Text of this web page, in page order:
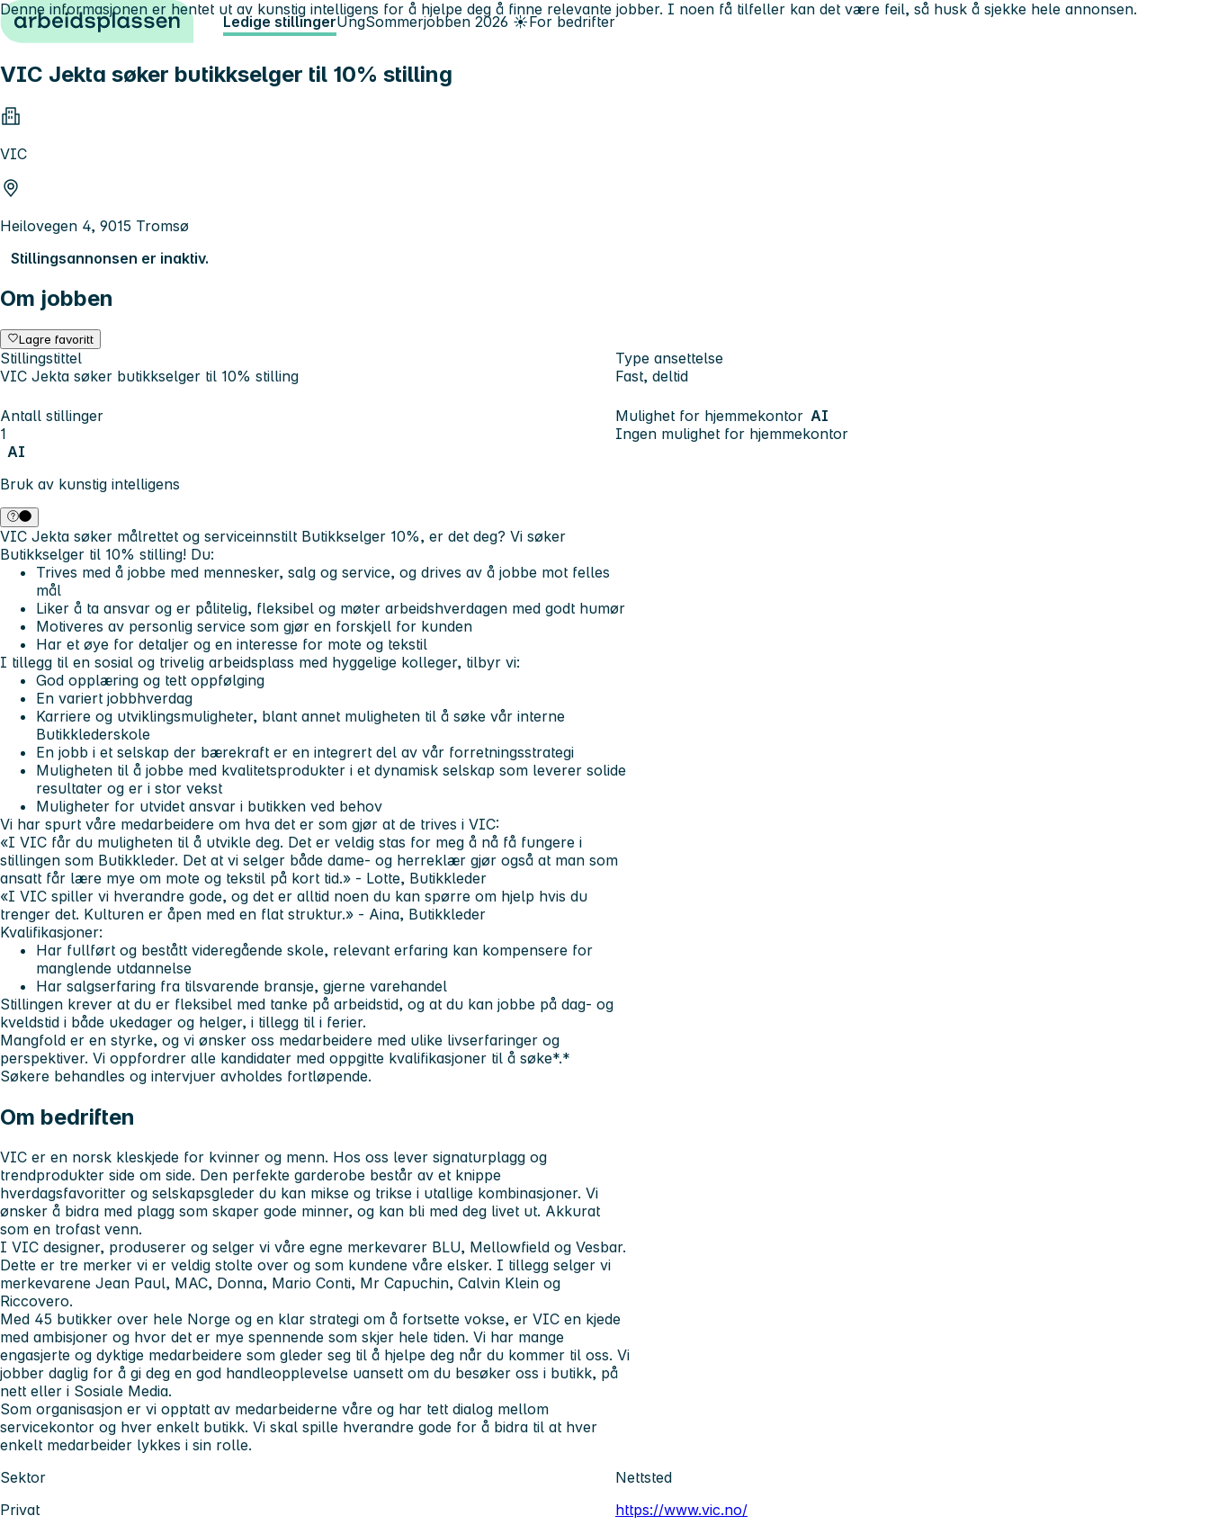
Hopp til innhold Ledige stillingerUngSommerjobben 2026 ☀️For bedrifter
VIC Jekta søker butikkselger til 10% stilling
VIC
Heilovegen 4, 9015 Tromsø
Stillingsannonsen er inaktiv.
Om jobben
Lagre favoritt
Stillingstittel
VIC Jekta søker butikkselger til 10% stilling
Type ansettelse
Fast, deltid
Antall stillinger
1
Mulighet for hjemmekontor AI
Ingen mulighet for hjemmekontor
AI
Bruk av kunstig intelligens
Denne informasjonen er hentet ut av kunstig intelligens for å hjelpe deg å finne relevante jobber. I noen få tilfeller kan det være feil, så husk å sjekke hele annonsen.
VIC Jekta søker målrettet og serviceinnstilt Butikkselger 10%, er det deg? Vi søker
Butikkselger til 10% stilling! Du:
Trives med å jobbe med mennesker, salg og service, og drives av å jobbe mot felles
mål
Liker å ta ansvar og er pålitelig, fleksibel og møter arbeidshverdagen med godt humør
Motiveres av personlig service som gjør en forskjell for kunden
Har et øye for detaljer og en interesse for mote og tekstil
I tillegg til en sosial og trivelig arbeidsplass med hyggelige kolleger, tilbyr vi:
God opplæring og tett oppfølging
En variert jobbhverdag
Karriere og utviklingsmuligheter, blant annet muligheten til å søke vår interne
Butikklederskole
En jobb i et selskap der bærekraft er en integrert del av vår forretningsstrategi
Muligheten til å jobbe med kvalitetsprodukter i et dynamisk selskap som leverer solide
resultater og er i stor vekst
Muligheter for utvidet ansvar i butikken ved behov
Vi har spurt våre medarbeidere om hva det er som gjør at de trives i VIC:
«I VIC får du muligheten til å utvikle deg. Det er veldig stas for meg å nå få fungere i
stillingen som Butikkleder. Det at vi selger både dame- og herreklær gjør også at man som
ansatt får lære mye om mote og tekstil på kort tid.» - Lotte, Butikkleder
«I VIC spiller vi hverandre gode, og det er alltid noen du kan spørre om hjelp hvis du
trenger det. Kulturen er åpen med en flat struktur.» - Aina, Butikkleder
Kvalifikasjoner:
Har fullført og bestått videregående skole, relevant erfaring kan kompensere for
manglende utdannelse
Har salgserfaring fra tilsvarende bransje, gjerne varehandel
Stillingen krever at du er fleksibel med tanke på arbeidstid, og at du kan jobbe på dag- og
kveldstid i både ukedager og helger, i tillegg til i ferier.
Mangfold er en styrke, og vi ønsker oss medarbeidere med ulike livserfaringer og
perspektiver. Vi oppfordrer alle kandidater med oppgitte kvalifikasjoner til å søke*.*
Søkere behandles og intervjuer avholdes fortløpende.
Om bedriften
VIC er en norsk kleskjede for kvinner og menn. Hos oss lever signaturplagg og
trendprodukter side om side. Den perfekte garderobe består av et knippe
hverdagsfavoritter og selskapsgleder du kan mikse og trikse i utallige kombinasjoner. Vi
ønsker å bidra med plagg som skaper gode minner, og kan bli med deg livet ut. Akkurat
som en trofast venn.
I VIC designer, produserer og selger vi våre egne merkevarer BLU, Mellowfield og Vesbar.
Dette er tre merker vi er veldig stolte over og som kundene våre elsker. I tillegg selger vi
merkevarene Jean Paul, MAC, Donna, Mario Conti, Mr Capuchin, Calvin Klein og
Riccovero.
Med 45 butikker over hele Norge og en klar strategi om å fortsette vokse, er VIC en kjede
med ambisjoner og hvor det er mye spennende som skjer hele tiden. Vi har mange
engasjerte og dyktige medarbeidere som gleder seg til å hjelpe deg når du kommer til oss. Vi
jobber daglig for å gi deg en god handleopplevelse uansett om du besøker oss i butikk, på
nett eller i Sosiale Media.
Som organisasjon er vi opptatt av medarbeiderne våre og har tett dialog mellom
servicekontor og hver enkelt butikk. Vi skal spille hverandre gode for å bidra til at hver
enkelt medarbeider lykkes i sin rolle.
Sektor
Privat
Nettsted
https://www.vic.no/